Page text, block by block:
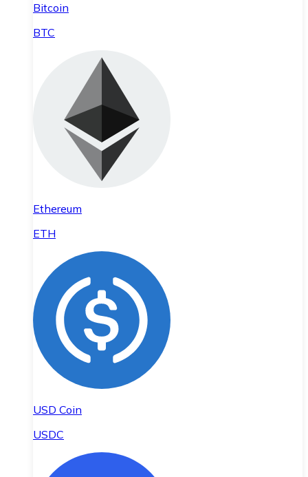
Bitcoin
BTC
Ethereum
ETH
USD Coin
USDC